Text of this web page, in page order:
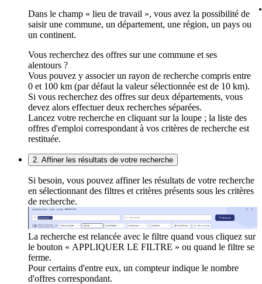
Dans le champ « lieu de travail », vous avez la possibilité de
saisir une commune, un département, une région, un pays ou
un continent.
Vous recherchez des offres sur une commune et ses
alentours ?
Vous pouvez y associer un rayon de recherche compris entre
0 et 100 km (par défaut la valeur sélectionnée est de 10 km).
Si vous recherchez des offres sur deux départements, vous
devez alors effectuer deux recherches séparées.
Lancez votre recherche en cliquant sur la loupe ; la liste des
offres d'emploi correspondant à vos critères de recherche est
restituée.
2. Affiner les résultats de votre recherche
Si besoin, vous pouvez affiner les résultats de votre recherche
en sélectionnant des filtres et critères présents sous les critères
de recherche.
La recherche est relancée avec le filtre quand vous cliquez sur
le bouton « APPLIQUER LE FILTRE » ou quand le filtre se
ferme.
Pour certains d'entre eux, un compteur indique le nombre
d'offres correspondant.